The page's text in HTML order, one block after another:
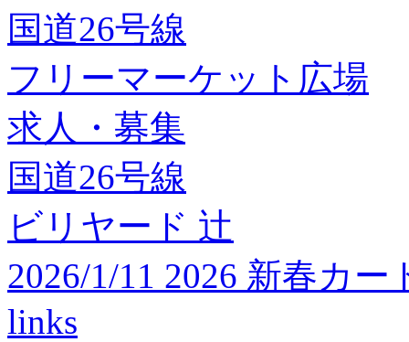
国道26号線
フリーマーケット広場
求人・募集
国道26号線
ビリヤード 辻
2026/1/11 2026 新春カ
links